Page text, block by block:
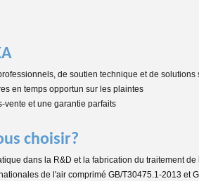
de soutien technique et de solutions
en temps opportun sur les plaintes
vente et une garantie parfaits
choisir?
dans la R&D et la fabrication du traitement de
de l'air comprimé GB/T30475.1-2013 et